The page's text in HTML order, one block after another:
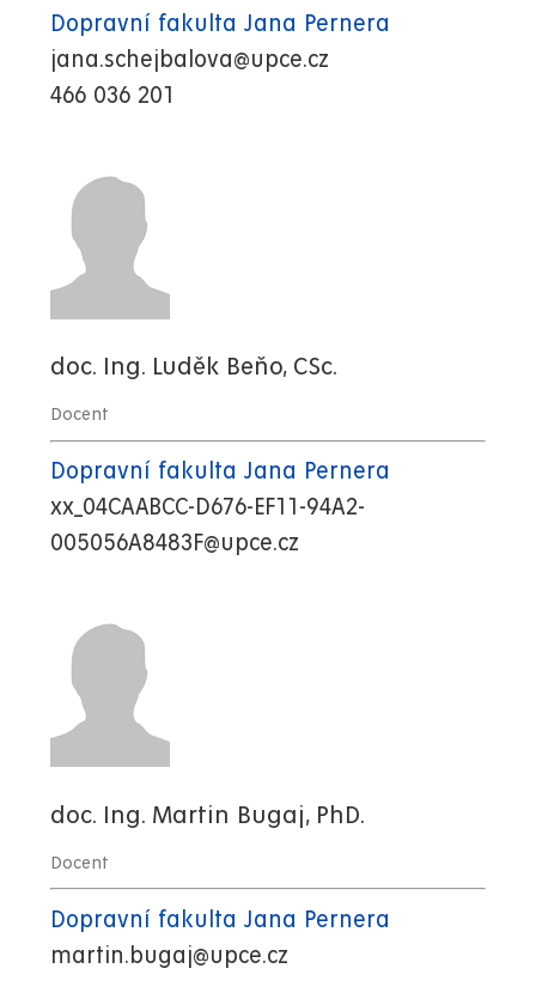
Dopravní fakulta Jana Pernera
jana.schejbalova@upce.cz
466 036 201
doc. Ing. Luděk Beňo, CSc.
Docent
Dopravní fakulta Jana Pernera
xx_04CAABCC-D676-EF11-94A2-
005056A8483F@upce.cz
doc. Ing. Martin Bugaj, PhD.
Docent
Dopravní fakulta Jana Pernera
martin.bugaj@upce.cz